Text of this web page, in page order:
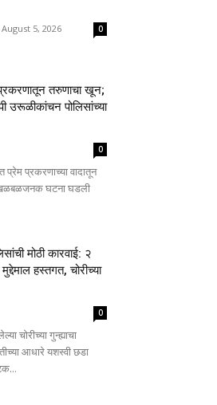
August 5, 2026 0
तरुणाचा खून;
उरूळीकांचन पोलिसांच्या
0
प्रकरणाच्या वादातून
घटना घडली
मोठी कारवाई: २
हस्तगत, चोरीच्या
0
चोरीच्या गुन्ह्याचा
आधारे यशस्वी छडा